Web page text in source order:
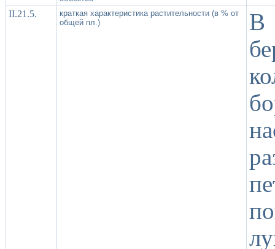
II.21.5.
краткая характеристика растительности (в % от
общей пл.)
В